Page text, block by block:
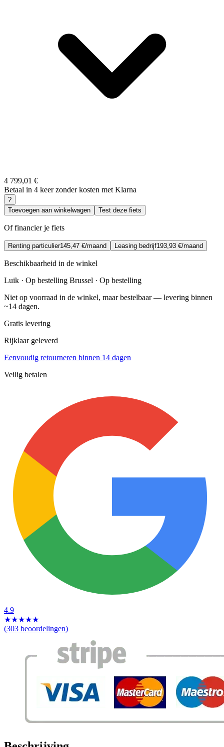
4 799,01 €
Betaal in 4 keer zonder kosten met Klarna
?
Toevoegen aan winkelwagen
Test deze fiets
Of financier je fiets
Renting particulier145,47 €/maand Leasing bedrijf193,93 €/maand
Beschikbaarheid in de winkel
Luik · Op bestelling Brussel · Op bestelling
Niet op voorraad in de winkel, maar bestelbaar — levering binnen
~14 dagen.
Gratis levering
Rijklaar geleverd
Eenvoudig retourneren binnen 14 dagen
Veilig betalen
4.9
★★★★★
(303 beoordelingen)